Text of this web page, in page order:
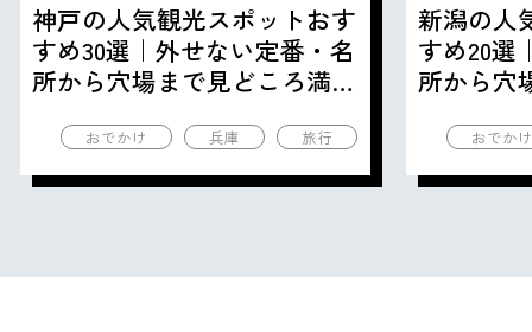
神戸の人気観光スポットおす
すめ30選｜外せない定番・名
所から穴場まで見どころ満載
おでかけ 兵庫 旅行
新潟の人
すめ20選
所から穴
おでか